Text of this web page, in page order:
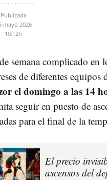
Publicada
mayo 2026
10:12h
semana complicado en
de diferentes equipos
el domingo a las 14
seguir en puesto de
para el final de la
El precio
ascensos del